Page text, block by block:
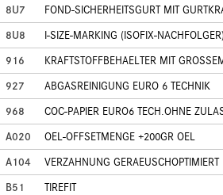
8U7
FOND-SICHERHEITSGURT MIT
8U8
I-SIZE-MARKING (ISOFIX-NACHFOLGER)
916
KRAFTSTOFFBEHAELTER MIT
927
ABGASREINIGUNG EURO 6 TECHNIK
968
COC-PAPIER EURO6 TECH.OHNE
A020
OEL-OFFSETMENGE +200GR OEL
A104
VERZAHNUNG GERAEUSCHOPTIMIERT
B51
TIREFIT